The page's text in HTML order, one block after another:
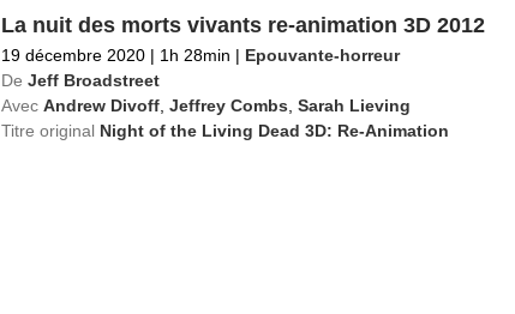
La nuit des morts vivants re-animation 3D 2012
19 décembre 2020 | 1h 28min | Epouvante-horreur
De Jeff Broadstreet
Avec Andrew Divoff, Jeffrey Combs Sarah Lieving
Titre original Night of the Living Dead 3D: Re-Animation